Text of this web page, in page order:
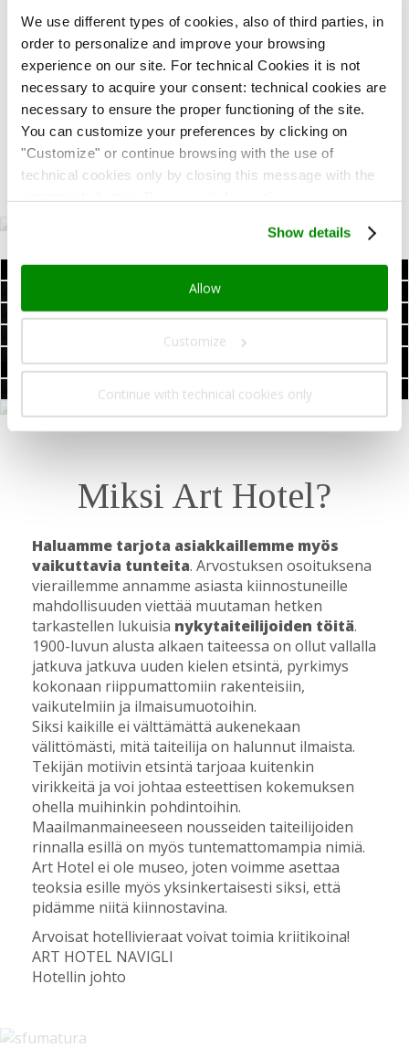
We use different types of cookies, also of third parties, in
order to personalize and improve your browsing
experience on our site. For technical Cookies it is not
necessary to acquire your consent: technical cookies are
necessary to ensure the proper functioning of the site.
You can customize your preferences by clicking on
"Customize" or continue browsing with the use of
technical cookies only by closing this message with the
Show details
Allow
Customize
Continue with technical cookies only
MUDEC; -kadulta ja 5 minuutin päässäPorta
Genova
metroasemalta ovat vain esimerkkejä
siitä, mitä etuja Art Hotel Navigli tarjoaa
vierailleen.
Kattoterassi6. kerroksessa,autotalli,
puutarha,kokoustilatvain 2 km päässä
tuomiokirkolta (Duomo) ja 5 minuutin päässä
kehätieltä…
MUKAVUUTTA
PARHAALLA HINNALLA
TUTUSTU HUONEISIIMME
MILANON
KESKUSTASSA
KATSO MISSÄ SIJAITSEMME
AAMIAINEN
JA PALJON MUUTA
KOKOUKSIA
LUONNONVALOSSA
TUTUSTU KOKOUSTILOIHIN
HYVINVOINTIA
JA AIKAA SINUA VARTEN
TUTUSTU HYVINVOINTIKESKUKSEEN
PALVELUT
JA TILAT
LUE LISÄÄ
Miksi Art Hotel?
Haluamme tarjota asiakkaillemme myös
vaikuttavia tunteita. Arvostuksen osoituksena
vieraillemme annamme asiasta kiinnostuneille
mahdollisuuden viettää muutaman hetken
tarkastellen lukuisia nykytaiteilijoiden töitä.
1900-luvun alusta alkaen taiteessa on ollut vallalla
jatkuva jatkuva uuden kielen etsintä, pyrkimys
kokonaan riippumattomiin rakenteisiin,
vaikutelmiin ja ilmaisumuotoihin.
Siksi kaikille ei välttämättä aukenekaan
välittömästi, mitä taiteilija on halunnut ilmaista.
Tekijän motiivin etsintä tarjoaa kuitenkin
virikkeitä ja voi johtaa esteettisen kokemuksen
ohella muihinkin pohdintoihin.
Maailmanmaineeseen nousseiden taiteilijoiden
rinnalla esillä on myös tuntemattomampia nimiä.
Art Hotel ei ole museo, joten voimme asettaa
teoksia esille myös yksinkertaisesti siksi, että
pidämme niitä kiinnostavina.
Arvoisat hotellivieraat voivat toimia kriitikoina!
ART HOTEL NAVIGLI
Hotellin johto